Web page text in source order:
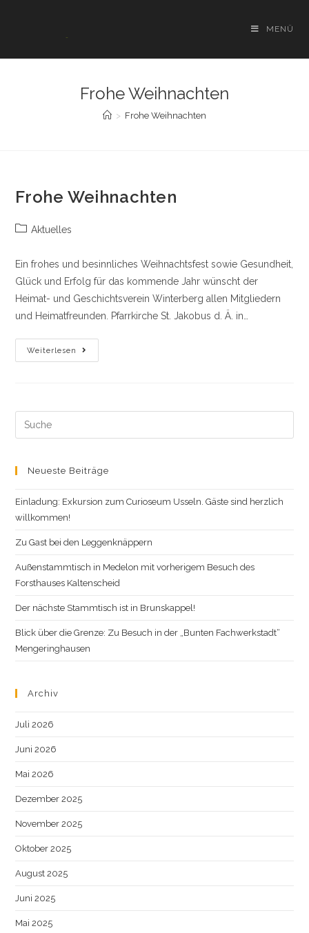
MENÜ
Frohe Weihnachten
> Frohe Weihnachten
Frohe Weihnachten
Beitrags-
Aktuelles
Ein frohes und besinnliches Weihnachtsfest sowie Gesundheit,
Glück und Erfolg für das kommende Jahr wünscht der
Heimat- und Geschichtsverein Winterberg allen Mitgliedern
und Heimatfreunden. Pfarrkirche St. Jakobus d. Ä. in…
Weiterlesen
Frohe
Weihnachten
Search
this
Neueste Beiträge
Einladung: Exkursion zum Curioseum Usseln. Gäste sind herzlich
willkommen!
Zu Gast bei den Leggenknäppern
Außenstammtisch in Medelon mit vorherigem Besuch des
Forsthauses Kaltenscheid
Der nächste Stammtisch ist in Brunskappel!
Blick über die Grenze: Zu Besuch in der „Bunten Fachwerkstadt“
Mengeringhausen
Archiv
Juli 2026
Juni 2026
Mai 2026
Dezember 2025
November 2025
Oktober 2025
August 2025
Juni 2025
Mai 2025